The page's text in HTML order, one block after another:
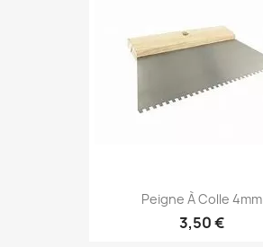
Peigne À Colle 4mm
3,50 €